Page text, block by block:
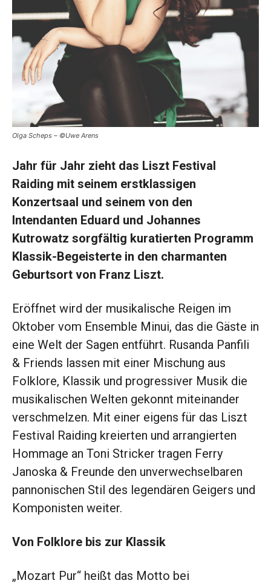
Olga Scheps – ©Uwe Arens
Jahr für Jahr zieht das Liszt Festival
Raiding mit seinem erstklassigen
Konzertsaal und seinem von den
Intendanten Eduard und Johannes
Kutrowatz sorgfältig kuratierten Programm
Klassik-Begeisterte in den charmanten
Geburtsort von Franz Liszt.
Eröffnet wird der musikalische Reigen im
Oktober vom Ensemble Minui, das die Gäste in
eine Welt der Sagen entführt. Rusanda Panfili
& Friends lassen mit einer Mischung aus
Folklore, Klassik und progressiver Musik die
musikalischen Welten gekonnt miteinander
verschmelzen. Mit einer eigens für das Liszt
Festival Raiding kreierten und arrangierten
Hommage an Toni Stricker tragen Ferry
Janoska & Freunde den unverwechselbaren
pannonischen Stil des legendären Geigers und
Komponisten weiter.
Von Folklore bis zur Klassik
„Mozart Pur“ heißt das Motto bei